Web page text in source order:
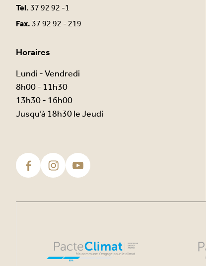
Tel.37 92 92 -1
Fax.37 92 92 - 219
Horaires
Lundi - Vendredi
8h00 - 11h30
13h30 - 16h00
Jusqu’à 18h30 le Jeudi